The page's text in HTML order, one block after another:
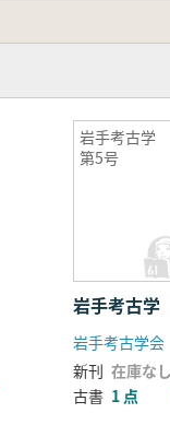
岩手考古学
第5号
岩手考古
岩手考古学会
新刊 在庫なし
古書 1 点